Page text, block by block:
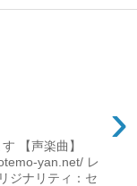
›
す 【声楽曲】
yan.net/ レ
ジナリティ：セ